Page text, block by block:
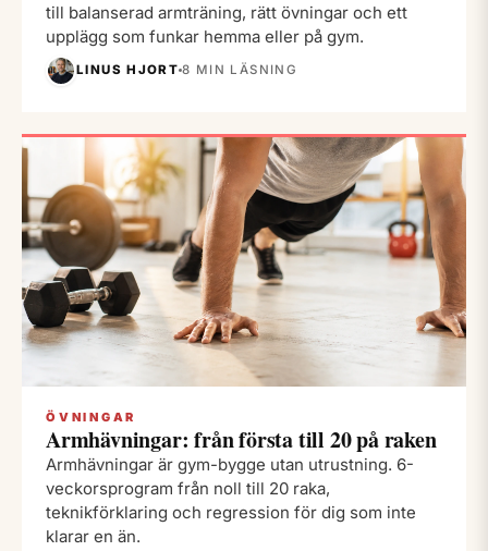
till balanserad armträning, rätt övningar och ett
upplägg som funkar hemma eller på gym.
LINUS HJORT 8 MIN LÄSNING
ÖVNINGAR
Armhävningar: från första till 20 på raken
Armhävningar är gym-bygge utan utrustning. 6-
veckorsprogram från noll till 20 raka,
teknikförklaring och regression för dig som inte
klarar en än.